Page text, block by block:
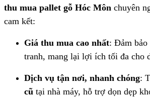
thu mua pallet gỗ Hóc Môn chuyên
cam kết:
Giá thu mua cao nhất: Đảm bảo
tranh, mang lại lợi ích tối đa cho
Dịch vụ tận nơi, nhanh chóng:
cũ tại nhà máy, hỗ trợ dọn dẹp